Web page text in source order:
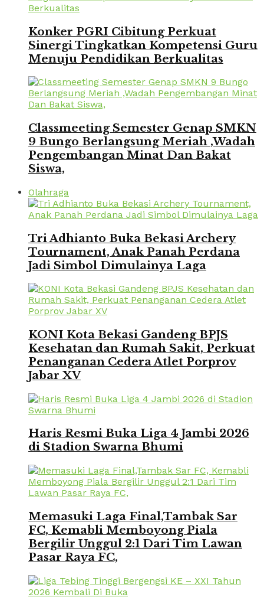
Konker PGRI Cibitung Perkuat
Sinergi Tingkatkan Kompetensi Guru
Menuju Pendidikan Berkualitas
Classmeeting Semester Genap SMKN
9 Bungo Berlangsung Meriah ,Wadah
Pengembangan Minat Dan Bakat
Siswa,
Olahraga
Tri Adhianto Buka Bekasi Archery
Tournament, Anak Panah Perdana
Jadi Simbol Dimulainya Laga
KONI Kota Bekasi Gandeng BPJS
Kesehatan dan Rumah Sakit, Perkuat
Penanganan Cedera Atlet Porprov
Jabar XV
Haris Resmi Buka Liga 4 Jambi 2026
di Stadion Swarna Bhumi
Memasuki Laga Final,Tambak Sar
FC, Kemabli Memboyong Piala
Bergilir Unggul 2:1 Dari Tim Lawan
Pasar Raya FC,